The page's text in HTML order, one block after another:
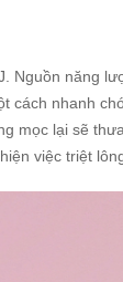
Nguồn năng
cách nhanh
mọc lại sẽ
việc triệt